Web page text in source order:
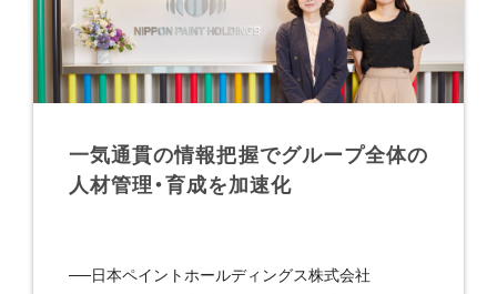
一気通貫の情報把握でグループ全体の
人材管理・育成を加速化
日本ペイントホールディングス株式会社